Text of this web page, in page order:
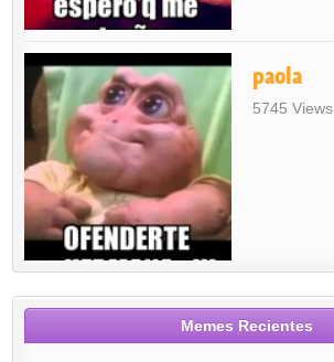
paola
5745 Views
Memes Recientes